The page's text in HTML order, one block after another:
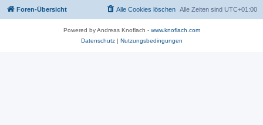
Foren-Übersicht Alle Zeiten sind UTC+01:00
Alle Cookies löschen
Powered by Andreas Knoflach - www.knoflach.com
Datenschutz| Nutzungsbedingungen